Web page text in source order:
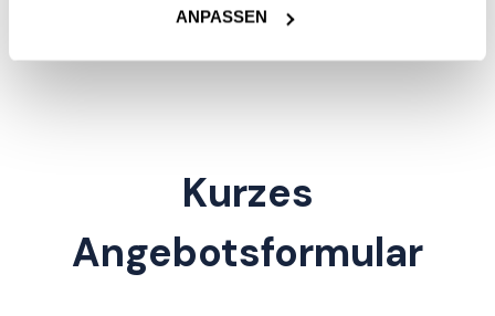
ANPASSEN
nutzen Sie unserumfangreiches
Kurzes
Angebotsformular